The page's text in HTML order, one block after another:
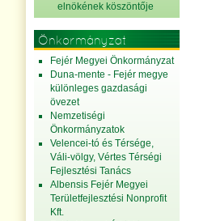
elnökének köszöntője
Önkormányzat
Fejér Megyei Önkormányzat
Duna-mente - Fejér megye
különleges gazdasági
övezet
Nemzetiségi
Önkormányzatok
Velencei-tó és Térsége,
Váli-völgy, Vértes Térségi
Fejlesztési Tanács
Albensis Fejér Megyei
Területfejlesztési Nonprofit
Kft.